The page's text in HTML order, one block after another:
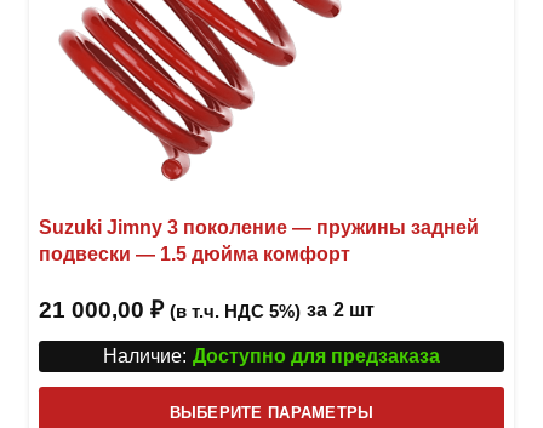
Suzuki Jimny 3 поколение — пружины задней
подвески — 1.5 дюйма комфорт
21 000,00 ₽ (в т.ч. НДС 5%) за 2 шт
Наличие: Доступно для предзаказа
ВЫБЕРИТЕ ПАРАМЕТРЫ